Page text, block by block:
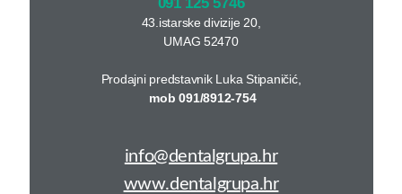
43.istarske divizije 20,
UMAG 52470
Prodajni predstavnik Luka Stipaničić,
mob 091/8912-754
info@dentalgrupa.hr
www.dentalgrupa.hr